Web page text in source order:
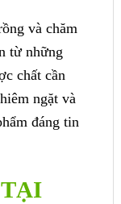
và chăm
từ những
chất cần
ngặt và
đáng tin